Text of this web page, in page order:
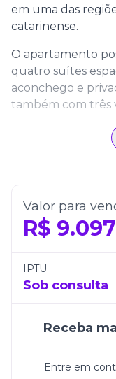
em uma das
catarinense.
O apartamento
quatro suítes
aconchego e
também com três
praticidade e
Com arquitetura
Residences,
única de conforto
Valor para
R$
IPTU
Sob consulta
Receba
Entre em